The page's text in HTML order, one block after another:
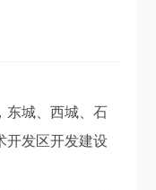
， 东城、西城、石
开发区开发建设